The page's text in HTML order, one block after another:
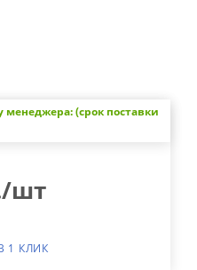
менеджера: (срок поставки
/шт
1 КЛИК